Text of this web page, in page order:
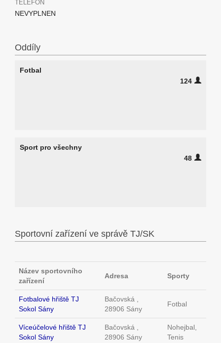
TELEFON
NEVYPLNEN
Oddíly
Fotbal
124
Sport pro všechny
48
Sportovní zařízení ve správě TJ/SK
Název sportovního
zařízení
Adresa Sporty
Fotbalové hřiště TJ
Sokol Sány
Bačovská ,
28906 Sány
Fotbal
Víceúčelové hřiště TJ
Sokol Sány
Bačovská ,
28906 Sány
Nohejbal,
Tenis